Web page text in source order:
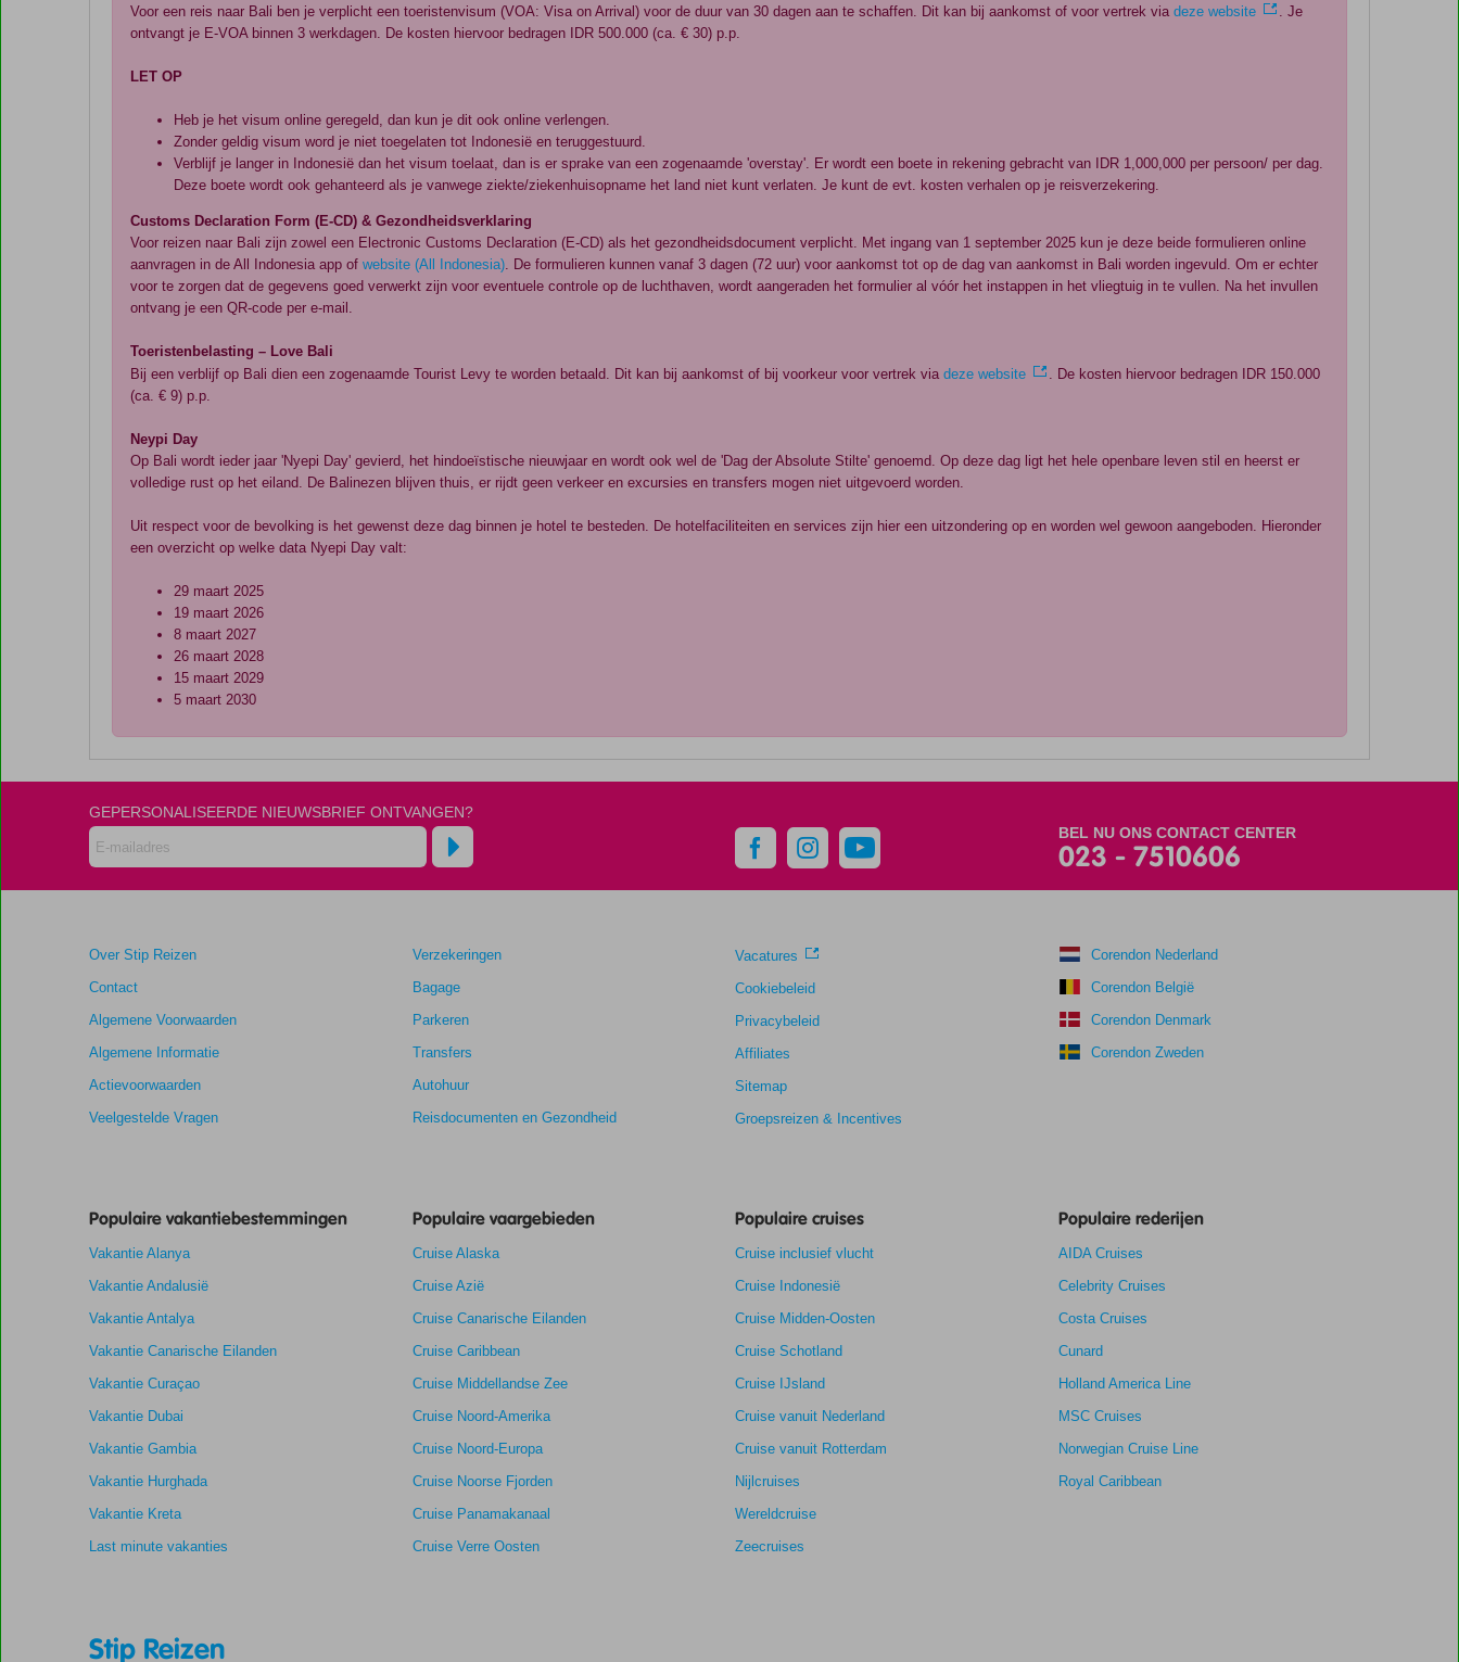
Voor een reis naar Bali ben je verplicht een toeristenvisum (VOA: Visa on Arrival) voor de duur van 30 dagen aan te schaffen. Dit kan bij aankomst of voor vertrek viadeze website
. Je
ontvangt je E-VOA binnen 3 werkdagen. De kosten hiervoor bedragen IDR 500.000 (ca. € 30) p.p.
LET OP
Heb je het visum online geregeld, dan kun je dit ook online verlengen.
Zonder geldig visum word je niet toegelaten tot Indonesië en teruggestuurd.
Verblijf je langer in Indonesië dan het visum toelaat, dan is er sprake van een zogenaamde 'overstay'. Er wordt een boete in rekening gebracht van IDR 1,000,000 per persoon/ per dag.
Deze boete wordt ook gehanteerd als je vanwege ziekte/ziekenhuisopname het land niet kunt verlaten. Je kunt de evt. kosten verhalen op je reisverzekering.
Customs Declaration Form (E-CD) & Gezondheidsverklaring
Voor reizen naar Bali zijn zowel een Electronic Customs Declaration (E-CD) als het gezondheidsdocument verplicht. Met ingang van 1 september 2025 kun je deze beide formulieren online
aanvragen in de All Indonesia app ofwebsite (All Indonesia) . De formulieren kunnen vanaf 3 dagen (72 uur) voor aankomst tot op de dag van aankomst in Bali worden ingevuld. Om er echter
voor te zorgen dat de gegevens goed verwerkt zijn voor eventuele controle op de luchthaven, wordt aangeraden het formulier al vóór het instappen in het vliegtuig in te vullen. Na het invullen
ontvang je een QR-code per e-mail.
Toeristenbelasting – Love Bali
Bij een verblijf op Bali dien een zogenaamde Tourist Levy te worden betaald. Dit kan bij aankomst of bij voorkeur voor vertrek viadeze website
. De kosten hiervoor bedragen IDR 150.000
(ca. € 9) p.p.
Neypi Day
Op Bali wordt ieder jaar 'Nyepi Day' gevierd, het hindoeïstische nieuwjaar en wordt ook wel de 'Dag der Absolute Stilte' genoemd. Op deze dag ligt het hele openbare leven stil en heerst er
volledige rust op het eiland. De Balinezen blijven thuis, er rijdt geen verkeer en excursies en transfers mogen niet uitgevoerd worden.
Uit respect voor de bevolking is het gewenst deze dag binnen je hotel te besteden. De hotelfaciliteiten en services zijn hier een uitzondering op en worden wel gewoon aangeboden. Hieronder
een overzicht op welke data Nyepi Day valt:
29 maart 2025
19 maart 2026
8 maart 2027
26 maart 2028
15 maart 2029
5 maart 2030
door
klanten
in
Blu
Resort
by
Six
zijn
48
maanden
niet
meer
om
de
van
de
scores
te
Gebaseerd
9,4
BEL NU ONS CONTACT CENTER
023 - 7510606
GEPERSONALISEERDE NIEUWSBRIEF ONTVANGEN?
Over Stip Reizen
Contact
Algemene Voorwaarden
Algemene Informatie
Actievoorwaarden
Veelgestelde Vragen
Verzekeringen
Bagage
Parkeren
Transfers
Autohuur
Reisdocumenten en Gezondheid
Vacatures
Cookiebeleid
Privacybeleid
Affiliates
Sitemap
Groepsreizen & Incentives
Corendon Nederland
Corendon België
Corendon Denmark
Corendon Zweden
Populaire vakantiebestemmingen
Vakantie Alanya
Vakantie Andalusië
Vakantie Antalya
Vakantie Canarische Eilanden
Vakantie Curaçao
Vakantie Dubai
Vakantie Gambia
Vakantie Hurghada
Vakantie Kreta
Last minute vakanties
Populaire vaargebieden
Cruise Alaska
Cruise Azië
Cruise Canarische Eilanden
Cruise Caribbean
Cruise Middellandse Zee
Cruise Noord-Amerika
Cruise Noord-Europa
Cruise Noorse Fjorden
Cruise Panamakanaal
Cruise Verre Oosten
Populaire cruises
Cruise inclusief vlucht
Cruise Indonesië
Cruise Midden-Oosten
Cruise Schotland
Cruise IJsland
Cruise vanuit Nederland
Cruise vanuit Rotterdam
Nijlcruises
Wereldcruise
Zeecruises
Populaire rederijen
AIDA Cruises
Celebrity Cruises
Costa Cruises
Cunard
Holland America Line
MSC Cruises
Norwegian Cruise Line
Royal Caribbean
Stip Reizen